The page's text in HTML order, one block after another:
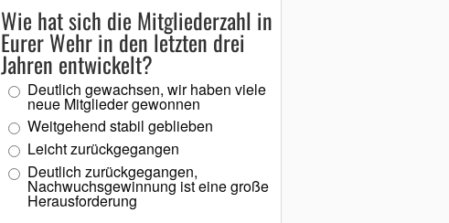
Wie hat sich die Mitgliederzahl in
Eurer Wehr in den letzten drei
Jahren entwickelt?
Deutlich gewachsen, wir haben viele
neue Mitglieder gewonnen
Weitgehend stabil geblieben
Leicht zurückgegangen
Deutlich zurückgegangen,
Nachwuchsgewinnung ist eine große
Herausforderung